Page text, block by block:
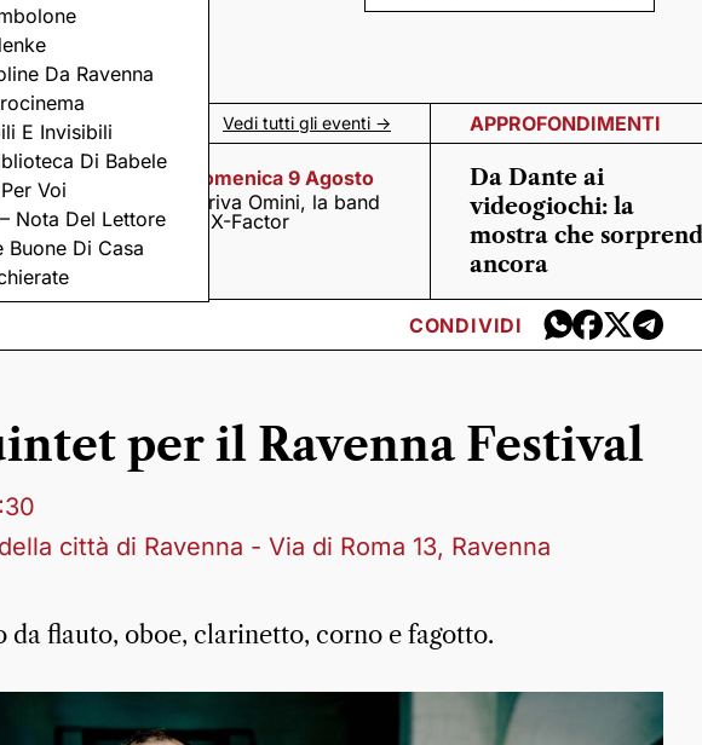
Da Ravenna
E Invisibili
Di Babele
Voi
Nota Del Lettore
Buone Di Casa
Vedi tutti gli eventi ->
9 Agosto
&
presentano
album
Domenica 9 Agosto
Arriva Omini, la band
di X-Factor
APPROFONDIMENTI
Da Dante ai
videogiochi: la
mostra che
ancora
CONDIVIDI
per il Ravenna Festival
città di Ravenna - Via di Roma 13, Ravenna
flauto, oboe, clarinetto, corno e fagotto.